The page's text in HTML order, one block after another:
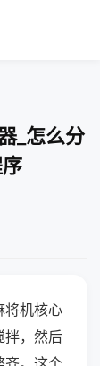
_怎么分
将机核心
拌，然后